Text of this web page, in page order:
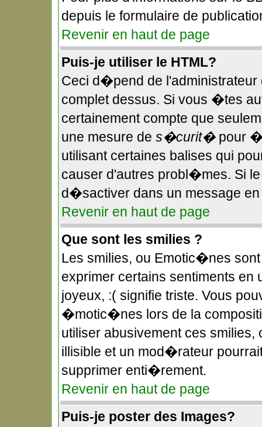
depuis le formulaire de
Revenir en haut de page
Puis-je utiliser le HTML?
Ceci d�pend de
complet dessus. Si vous �tes
certainement compte que
une mesure de s�curit�pour
utilisant certaines balises qui
causer d'autres probl�mes. Si
d�sactiver dans un message
Revenir en haut de page
Que sont les smilies ?
Les smilies, ou Emotic�nes
exprimer certains sentiments en
joyeux, :( signifie triste. Vous
�motic�nes lors de la
utiliser abusivement ces
illisible et un mod�rateur
supprimer enti�rement.
Revenir en haut de page
Puis-je poster des Images?